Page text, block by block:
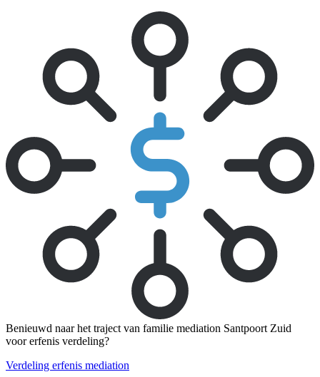
Benieuwd naar het traject van familie mediation Santpoort Zuid
voor erfenis verdeling?
Verdeling erfenis mediation